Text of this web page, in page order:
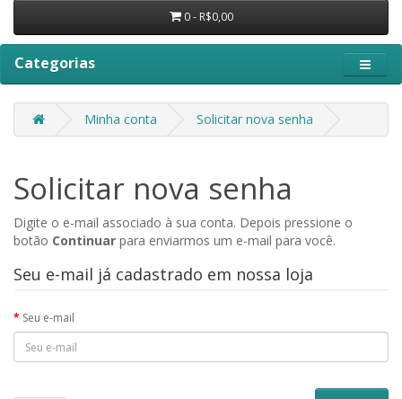
0 - R$0,00
Categorias
Minha conta Solicitar nova senha
Solicitar nova senha
Digite o e-mail associado à sua conta. Depois pressione o
botão Continuar para enviarmos um e-mail para você.
Seu e-mail já cadastrado em nossa loja
Seu e-mail